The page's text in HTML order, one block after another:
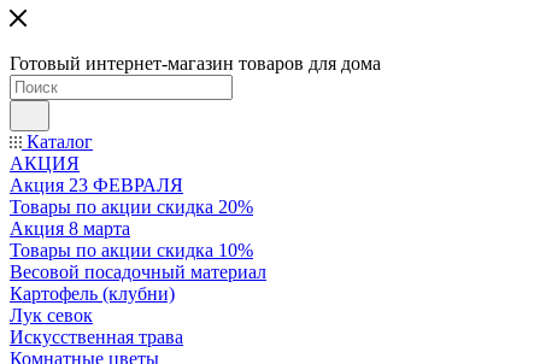
Готовый интернет-магазин товаров для дома
Каталог
АКЦИЯ
Акция 23 ФЕВРАЛЯ
Товары по акции скидка 20%
Акция 8 марта
Товары по акции скидка 10%
Весовой посадочный материал
Картофель (клубни)
Лук севок
Искусственная трава
Комнатные цветы